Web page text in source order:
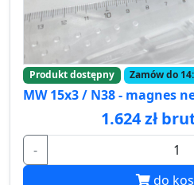
Produkt dostępny Zamów do
MW 15x3 / N38 - magnes
1.624 zł
-
do